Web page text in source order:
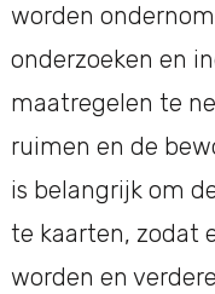
worden
onderzoeken en
maatregelen te
ruimen en de
is belangrijk om
te kaarten, zodat
worden en